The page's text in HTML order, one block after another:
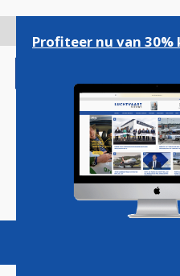
gaan
Magazine
Profiteer nu van